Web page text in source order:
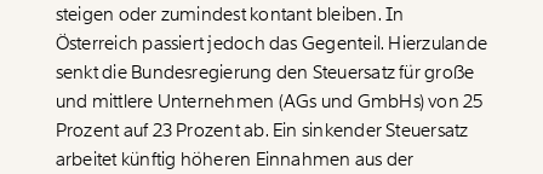
steigen oder zumindest kontant bleiben. In
Österreich passiert jedoch das Gegenteil. Hierzulande
senkt die Bundesregierung den Steuersatz für große
und mittlere Unternehmen (AGs und GmbHs) von 25
Prozent auf 23 Prozent ab. Ein sinkender Steuersatz
arbeitet künftig höheren Einnahmen aus der